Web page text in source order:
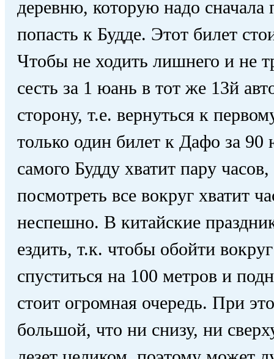
деревню, которую надо
попасть к Будде. Этот билет
Чтобы не ходить лишнего и не
сесть за 1 юань в тот же 13й
сторону, т.е. вернуться к
только один билет к Дафо за
самого Будду хватит пару
посмотреть все вокруг хватит
неспешно. В китайские
ездить, т.к. чтобы обойти
спуститься на 100 метров и
стоит огромная очередь. При
большой, что ни снизу, ни